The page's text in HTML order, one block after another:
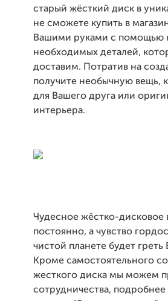
старый жёсткий диск в
не сможете купить в
Вашими руками с помощью
необходимых деталей,
доставим. Потратив на
получите необычную вещь,
для Вашего друга или
интерьера.
Чудесное жёстко-дисковое
постоянно, а чувство
чистой планете будет
Кроме самостоятельного
жесткого диска мы можем
сотрудничества,